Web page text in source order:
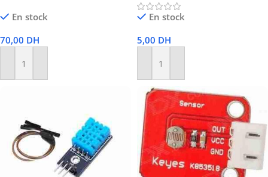
En stock
70,00 DH
Ajouter Au Panier
En stock
5,00 DH
Ajouter Au Panier